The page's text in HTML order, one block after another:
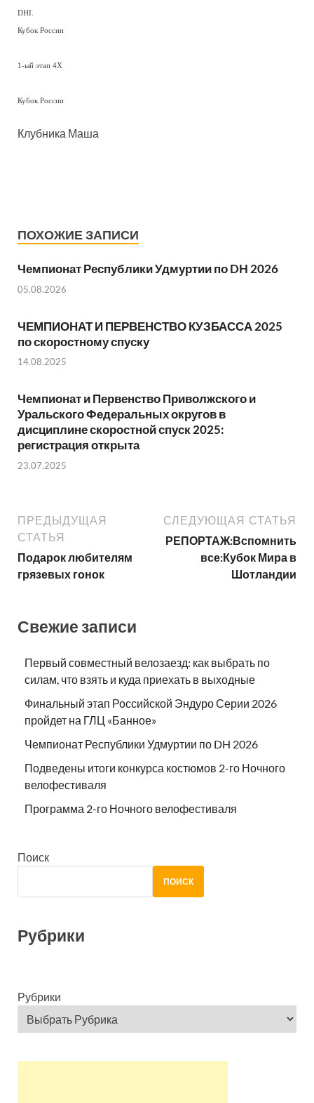
DHI.
Кубок России
1-ый этап 4X
Кубок России
Клубника Маша
ПОХОЖИЕ ЗАПИСИ
Чемпионат Республики Удмуртии по DH 2026
05.08.2026
ЧЕМПИОНАТ И ПЕРВЕНСТВО КУЗБАССА 2025
по скоростному спуску
14.08.2025
Чемпионат и Первенство Приволжского и
Уральского Федеральных округов в
дисциплине скоростной спуск 2025:
регистрация открыта
23.07.2025
ПРЕДЫДУЩАЯ
СТАТЬЯ
Подарок любителям
грязевых гонок
СЛЕДУЮЩАЯ СТАТЬЯ
РЕПОРТАЖ:Вспомнить
все:Кубок Мира в
Шотландии
Свежие записи
Первый совместный велозаезд: как выбрать по
силам, что взять и куда приехать в выходные
Финальный этап Российской Эндуро Серии 2026
пройдет на ГЛЦ «Банное»
Чемпионат Республики Удмуртии по DH 2026
Подведены итоги конкурса костюмов 2-го Ночного
велофестиваля
Программа 2-го Ночного велофестиваля
Поиск
ПОИСК
Рубрики
Рубрики